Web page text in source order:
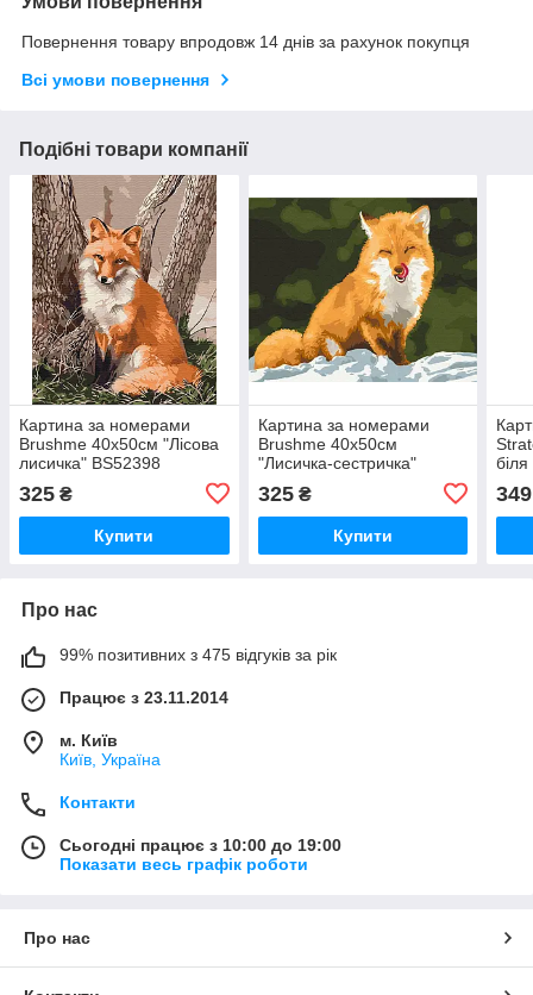
Повернення товару впродовж 14 днів за рахунок покупця
Всі умови повернення
Подібні товари компанії
Картина за номерами
Brushme 40x50см "Лісова
лисичка" BS52398
325 ₴
Купити
Картина за номерами
Brushme 40x50см
"Лисичка-сестричка"
325₴
Купити
біля
см
349
Про нас
99% позитивних з 475 відгуків за рік
Працює з 23.11.2014
м. Київ
Київ, Україна
Контакти
Сьогодні працює з 10:00 до 19:00
Показати весь графік роботи
Про нас